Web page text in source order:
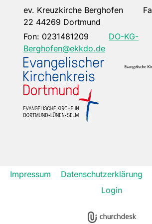
ev. Kreuzkirche Berghofen
22 44269 Dortmund
Fon: 0231481209
DO-KG-
Berghofen@ekkdo.de
Impressum Datenschutzerklärung
Login